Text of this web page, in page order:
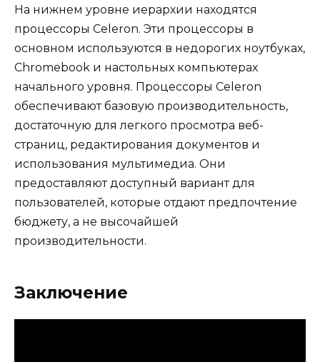
На нижнем уровне иерархии находятся
процессоры Celeron. Эти процессоры в
основном используются в недорогих ноутбуках,
Chromebook и настольных компьютерах
начального уровня. Процессоры Celeron
обеспечивают базовую производительность,
достаточную для легкого просмотра веб-
страниц, редактирования документов и
использования мультимедиа. Они
предоставляют доступный вариант для
пользователей, которые отдают предпочтение
бюджету, а не высочайшей
производительности.
Заключение